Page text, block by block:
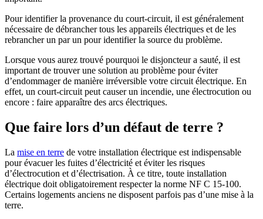
Pour identifier la provenance du court-circuit, il est généralement
nécessaire de débrancher tous les appareils électriques et de les
rebrancher un par un pour identifier la source du problème.
Lorsque vous aurez trouvé pourquoi le disjoncteur a sauté, il est
important de trouver une solution au problème pour éviter
d’endommager de manière irréversible votre circuit électrique. En
effet, un court-circuit peut causer un incendie, une électrocution ou
encore : faire apparaître des arcs électriques.
Que faire lors d’un défaut de terre ?
La mise en terre de votre installation électrique est indispensable
pour évacuer les fuites d’électricité et éviter les risques
d’électrocution et d’électrisation. À ce titre, toute installation
électrique doit obligatoirement respecter la norme NF C 15-100.
Certains logements anciens ne disposent parfois pas d’une mise à la
terre.